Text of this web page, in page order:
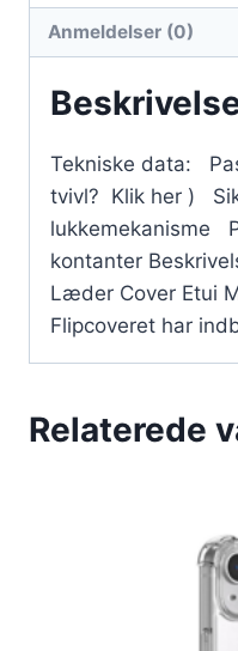
Anmeldelser (0)
Tekniske data:
tvivl? Klik her )
lukkemekanisme
kontanter
Læder Cover Etui
Flipcoveret har
Relaterede